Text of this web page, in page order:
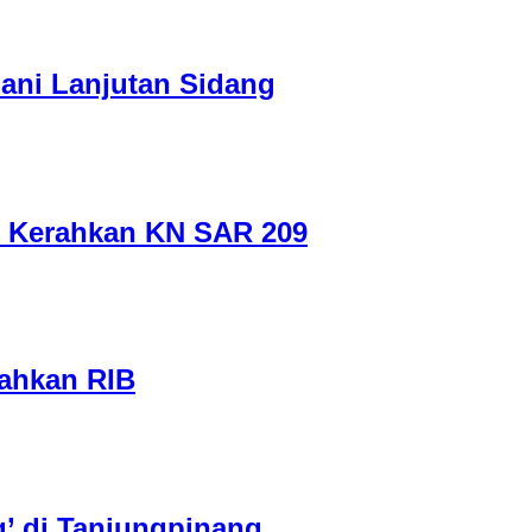
Lanjutan Sidang
KN SAR 209
RIB